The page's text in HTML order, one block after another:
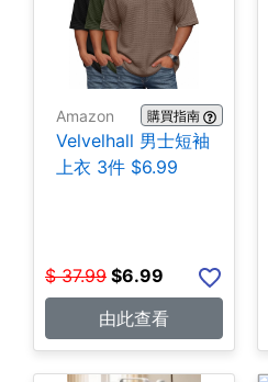
Amazon 購買指南
Velvelhall 男士短袖
上衣 3件 $6.99
$ 37.99 $6.99
由此查看